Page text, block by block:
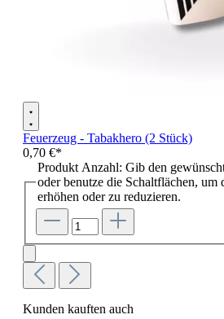
Feuerzeug - Tabakhero (2 Stück)
0,70 €*
Produkt Anzahl: Gib den
oder benutze die Schaltflächen, um
erhöhen oder zu reduzieren.
Kunden kauften auch